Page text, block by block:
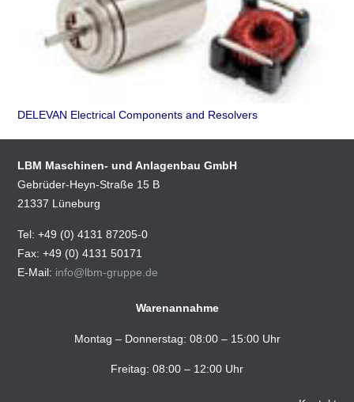
DELEVAN Electrical Components and Resolvers
LBM Maschinen- und Anlagenbau GmbH
Gebrüder-Heyn-Straße 15 B
21337 Lüneburg
Tel: +49 (0) 4131 87205-0
Fax: +49 (0) 4131 50171
E-Mail: info@lbm-gruppe.de
Warenannahme
Montag – Donnerstag: 08:00 – 15:00 Uhr
Freitag: 08:00 – 12:00 Uhr